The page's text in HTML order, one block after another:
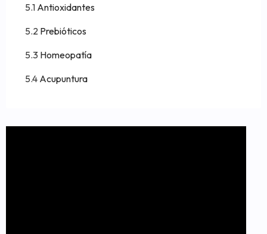
Antioxidantes
Prebióticos
Homeopatía
Acupuntura